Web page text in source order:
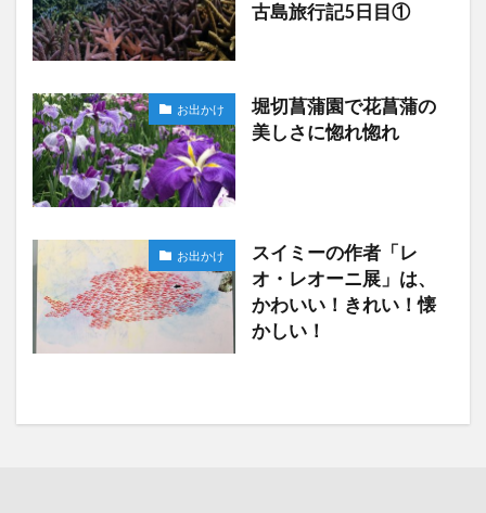
古島旅行記5日目①
お出かけ
堀切菖蒲園で花菖蒲の
美しさに惚れ惚れ
お出かけ
スイミーの作者「レ
オ・レオーニ展」は、
かわいい！きれい！懐
かしい！